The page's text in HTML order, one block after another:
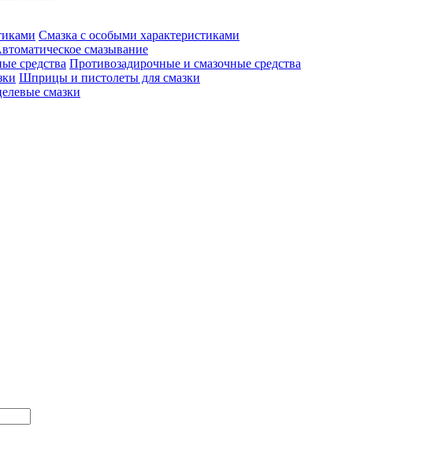
Смазка с особыми характеристиками
смазывание
Противозадирочные и смазочные средства
Шприцы и пистолеты для смазки
смазки